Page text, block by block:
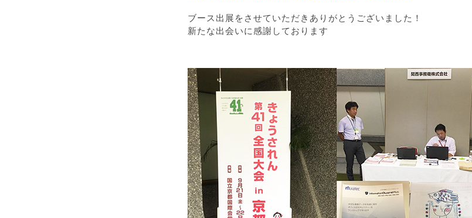
ブース出展をさせていただきありがとうございました！
新たな出会いに感謝しております